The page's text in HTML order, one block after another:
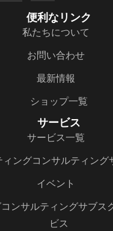
便利なリンク
私たちについて
お問い合わせ
最新情報
ショップ一覧
サービス
サービス一覧
ィングコンサルティング
イベント
ンサルティングサブス
ビス